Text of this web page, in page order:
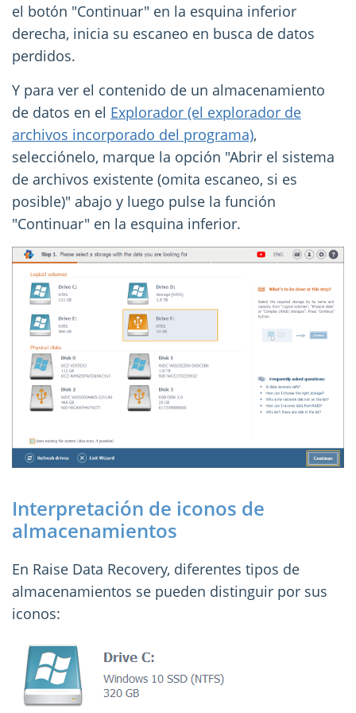
el botón "Continuar" en la esquina inferior
derecha, inicia su escaneo en busca de datos
perdidos.
Y para ver el contenido de un almacenamiento
de datos en el Explorador (el explorador de
archivos incorporado del programa),
selecciónelo, marque la opción "Abrir el sistema
de archivos existente (omita escaneo, si es
posible)" abajo y luego pulse la función
"Continuar" en la esquina inferior.
Interpretación de iconos de
almacenamientos
En Raise Data Recovery, diferentes tipos de
almacenamientos se pueden distinguir por sus
iconos: